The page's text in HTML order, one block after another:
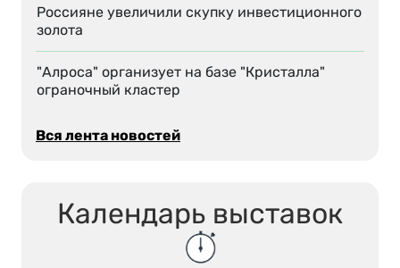
Россияне увеличили скупку инвестиционного
золота
"Алроса" организует на базе "Кристалла"
ограночный кластер
Вся лента новостей
Календарь выставок